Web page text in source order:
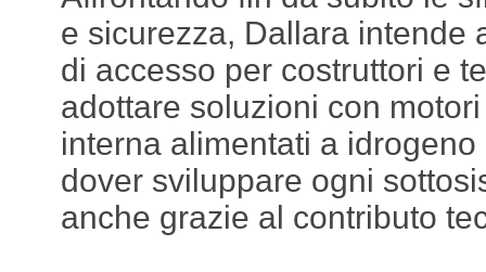
e sicurezza, Dallara intende
di accesso per costruttori e
adottare soluzioni con
interna alimentati a
dover sviluppare ogni
anche grazie al contributo